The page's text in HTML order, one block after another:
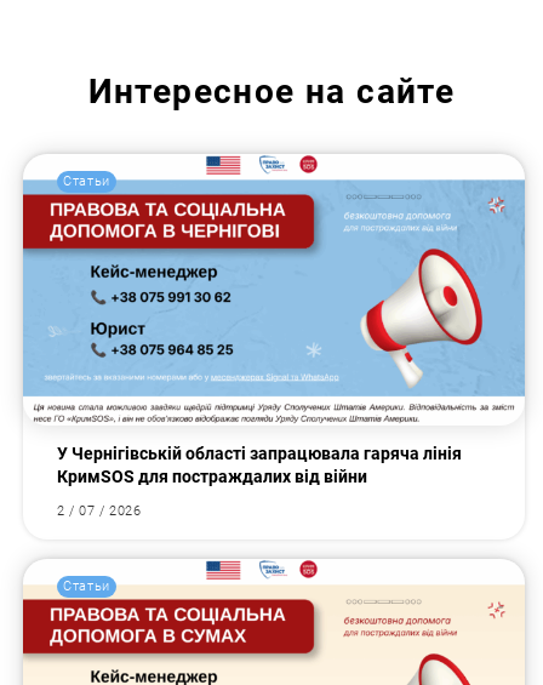
Интересное на сайте
Статьи
У Чернігівській області запрацювала гаряча лінія
КримSOS для постраждалих від війни
2 / 07 / 2026
Статьи